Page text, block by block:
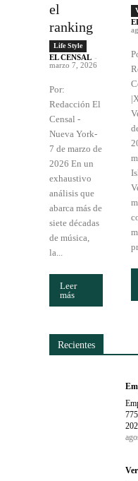
el
ranking
Life Style
EL CENSAL -
marzo 7, 2026
Por:
Redacción El
Censal -
Nueva York-
7 de marzo de
2026 En un
exhaustivo
análisis que
abarca más de
siete décadas
de música,
la...
Leer
más
Recientes